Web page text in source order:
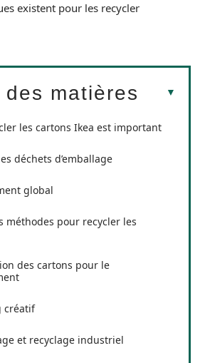
existent pour les recycler
des matières
les cartons Ikea est important
déchets d’emballage
global
méthodes pour recycler les
des cartons pour le
créatif
et recyclage industriel